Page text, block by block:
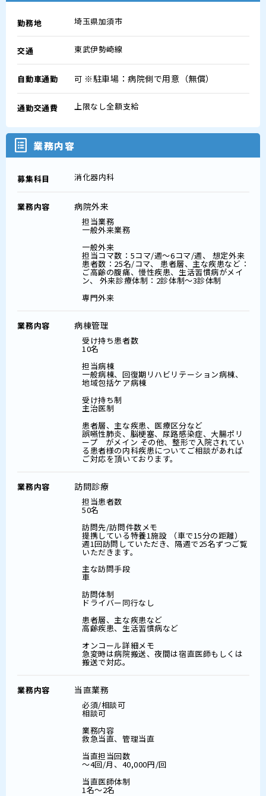
勤務地 埼玉県加須市
交通 東武伊勢崎線
自動車通勤 可 ※駐車場：病院側で用意（無償）
通勤交通費 上限なし全額支給
業務内容
募集科目 消化器内科
業務内容 病院外来
担当業務
一般外来業務
一般外来
担当コマ数：5コマ/週～6コマ/週、 想定外来
患者数：25名/コマ、 患者層、主な疾患など：
ご高齢の腹痛、慢性疾患、生活習慣病がメイ
ン、 外来診療体制：2診体制～3診体制
専門外来
業務内容 病棟管理
受け持ち患者数
10名
担当病棟
一般病棟、回復期リハビリテーション病棟、
地域包括ケア病棟
受け持ち制
主治医制
患者層、主な疾患、医療区分など
誤嚥性肺炎、脳梗塞、尿路感染症、大腸ポリ
ープ がメイン その他、整形で入院されてい
る患者様の内科疾患についてご相談があれば
ご対応を頂いております。
業務内容 訪問診療
担当患者数
50名
訪問先/訪問件数メモ
提携している特養1施設 （車で15分の距離）
週1回訪問していただき、隔週で25名ずつご覧
いただきます。
主な訪問手段
車
訪問体制
ドライバー同行なし
患者層、主な疾患など
高齢疾患、生活習慣病など
オンコール詳細メモ
急変時は病院搬送、夜間は宿直医師もしくは
搬送で対応。
業務内容 当直業務
必須/相談可
相談可
業務内容
救急当直、管理当直
当直担当回数
～4回/月、40,000円/回
当直医師体制
1名～2名